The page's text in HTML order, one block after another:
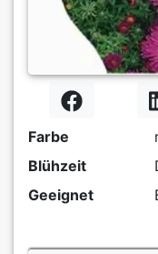
Farbe
Blühzeit
Geeignet